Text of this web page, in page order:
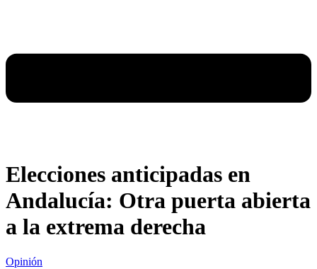
Elecciones anticipadas en
Andalucía: Otra puerta abierta
a la extrema derecha
Opinión